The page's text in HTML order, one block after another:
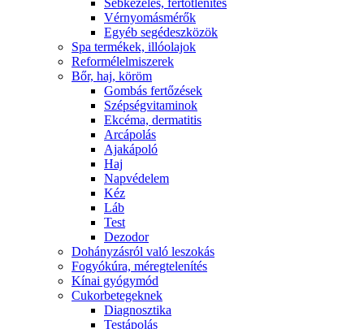
Sebkezelés, fertőtlenítés
Vérnyomásmérők
Egyéb segédeszközök
Spa termékek, illóolajok
Reformélelmiszerek
Bőr, haj, köröm
Gombás fertőzések
Szépségvitaminok
Ekcéma, dermatitis
Arcápolás
Ajakápoló
Haj
Napvédelem
Kéz
Láb
Test
Dezodor
Dohányzásról való leszokás
Fogyókúra, méregtelenítés
Kínai gyógymód
Cukorbetegeknek
Diagnosztika
Testápolás